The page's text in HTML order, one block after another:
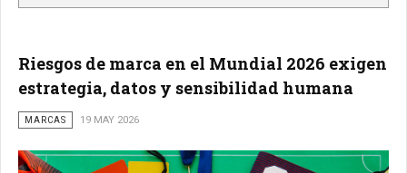
Riesgos de marca en el Mundial 2026 exigen
estrategia, datos y sensibilidad humana
MARCAS 19 MAY 2026